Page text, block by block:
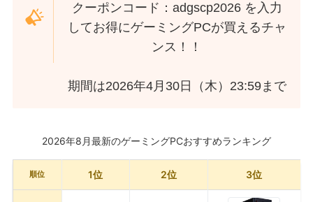
クーポンコード：adgscp2026 を入力
してお得にゲーミングPCが買えるチャ
ンス！！
期間は2026年4月30日（木）23:59まで
2026年8月最新のゲーミングPCおすすめランキング
順位 1位 2位 3位